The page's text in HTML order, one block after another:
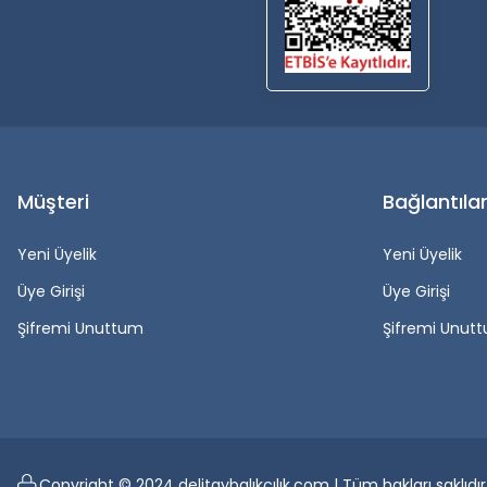
Müşteri
Yeni Üyelik
Üye Girişi
Şifremi Unuttum
Bağlantılar
Yeni Üyelik
Üye Girişi
Şifremi